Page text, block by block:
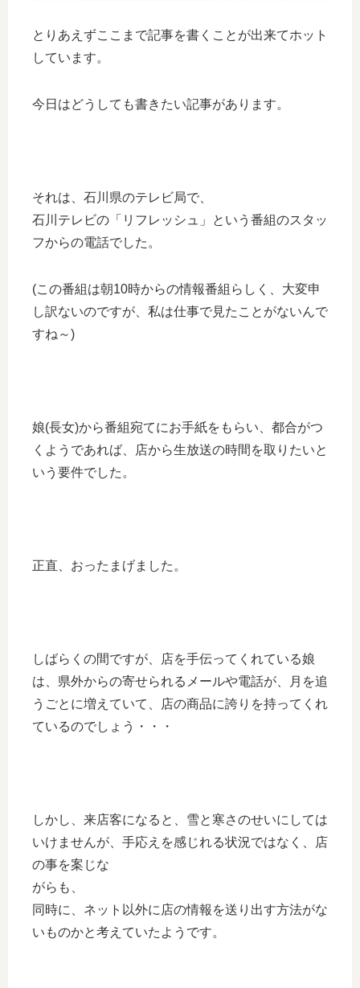
とりあえずここまで記事を書くことが出来てホット
しています。
今日はどうしても書きたい記事があります。
それは、石川県のテレビ局で、
石川テレビの「リフレッシュ」という番組のスタッ
フからの電話でした。
(この番組は朝10時からの情報番組らしく、大変申
し訳ないのですが、私は仕事で見たことがないんで
すね～)
娘(長女)から番組宛てにお手紙をもらい、都合がつ
くようであれば、店から生放送の時間を取りたいと
いう要件でした。
正直、おったまげました。
しばらくの間ですが、店を手伝ってくれている娘
は、県外からの寄せられるメールや電話が、月を追
うごとに増えていて、店の商品に誇りを持ってくれ
ているのでしょう・・・
しかし、来店客になると、雪と寒さのせいにしては
いけませんが、手応えを感じれる状況ではなく、店
の事を案じな
がらも、
同時に、ネット以外に店の情報を送り出す方法がな
いものかと考えていたようです。